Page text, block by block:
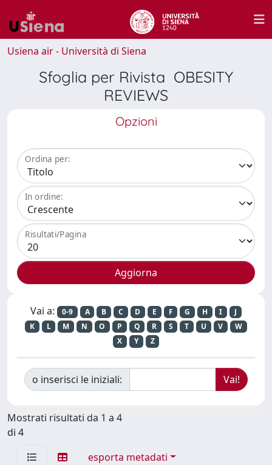
Usiena air - Università di Siena
Sfoglia per Rivista OBESITY
REVIEWS
Opzioni
Ordina per:
In ordine:
Risultati/Pagina
Vai a: 0-9 A B C D E F G H I
J
K
L M N O P Q R S T U V
W
X
Y Z
o inserisci le iniziali:
Mostrati risultati da 1 a 4
di 4
esporta metadati